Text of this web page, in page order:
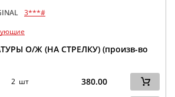
3***#
О/Ж (НА СТРЕЛКУ) (произв-во
2 шт 380.00